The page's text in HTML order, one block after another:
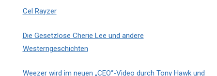
Cel Rayzer
Die Gesetzlose Cherie Lee und andere
Westerngeschichten
Weezer wird im neuen „CEO“-Video durch Tony Hawk und